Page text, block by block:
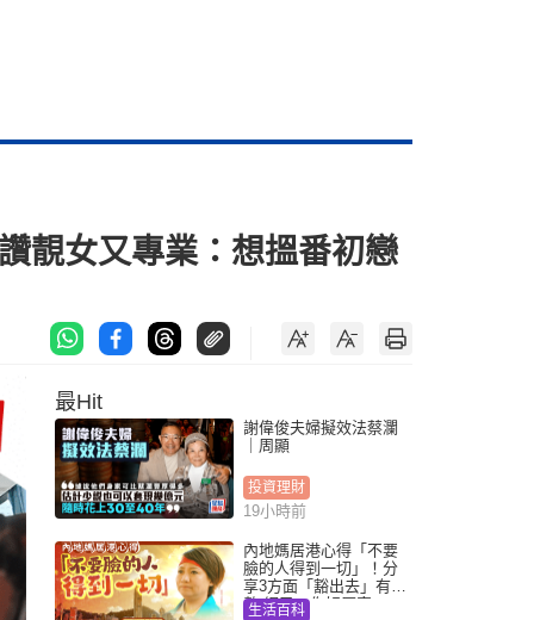
靚女又專業：想搵番初戀
最Hit
謝偉俊夫婦擬效法蔡瀾
｜周顯
投資理財
19小時前
內地媽居港心得「不要
臉的人得到一切」！分
享3方面「豁出去」有著
數 網民：你好厲害
生活百科